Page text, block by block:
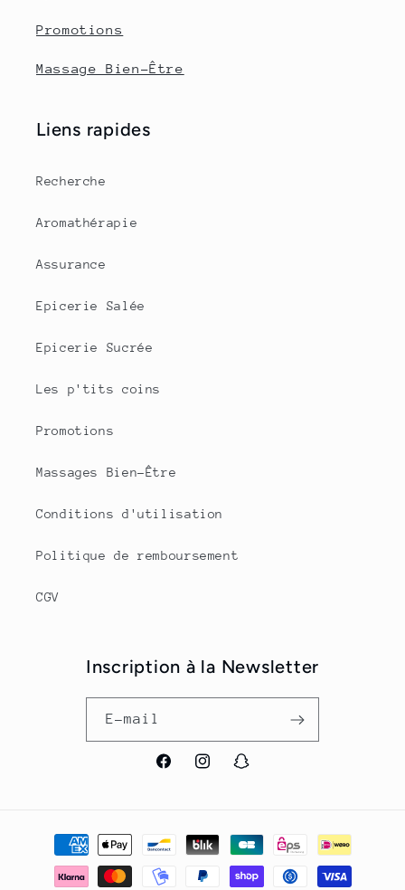
Promotions
Massage Bien-Être
Liens rapides
Recherche
Aromathérapie
Assurance
Epicerie Salée
Epicerie Sucrée
Les p'tits coins
Promotions
Massages Bien-Être
Conditions d'utilisation
Politique de remboursement
CGV
Inscription à la Newsletter
E-mail
FacebookInstagramSnapchat
Moyens
paiement